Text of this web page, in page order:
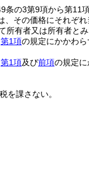
条の3第9項から第11
その価格にそれぞ
有者又は所有者とみ
第1項の規定にかかわ
第1項及び前項の規定
を課さない。